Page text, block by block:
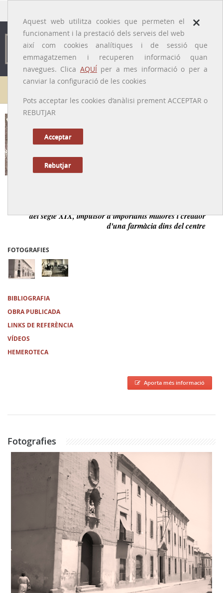
×
Aquest web utilitza cookies que permeten el
funcionament i la prestació dels serveis del web
així com cookies analítiques i de sessió que
emmagatzemen i recuperen informació quan
navegues. Clica AQUÍper a mes informació o per a
canviar la configuració de les cookies
Pots acceptar les cookies d’anàlisi prement ACCEPTAR o
REBUTJAR
Acceptar
Rebutjar
Galeria de metges
del segle XIX, impulsor d'importants millores i creador
d'una farmàcia dins del centre
FOTOGRAFIES
BIBLIOGRAFIA
OBRA PUBLICADA
LINKS DE REFERÈNCIA
VÍDEOS
HEMEROTECA
Aporta més informació
Fotografies